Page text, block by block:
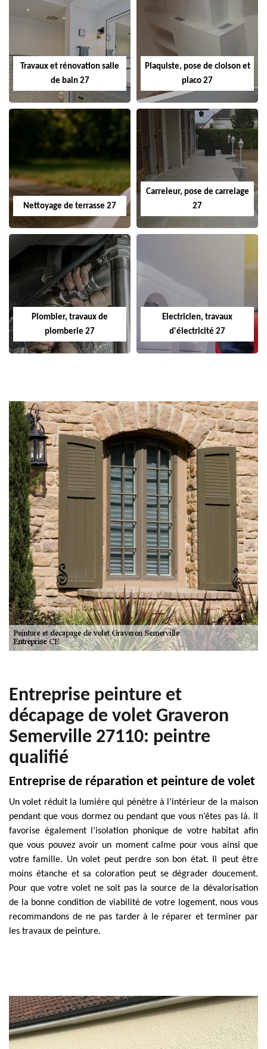
Travaux et rénovation salle
de bain 27
Plaquiste, pose de cloison et
placo 27
Nettoyage de terrasse 27
Carreleur, pose de carrelage
27
Plombier, travaux de
plomberie 27
Electricien, travaux
d'électricité 27
Entreprise peinture et
décapage de volet Graveron
Semerville 27110: peintre
qualifié
Entreprise de réparation et peinture de volet
Un volet réduit la lumière qui pénètre à l’intérieur de la maison
pendant que vous dormez ou pendant que vous n’êtes pas là. Il
favorise également l’isolation phonique de votre habitat afin
que vous pouvez avoir un moment calme pour vous ainsi que
votre famille. Un volet peut perdre son bon état. Il peut être
moins étanche et sa coloration peut se dégrader doucement.
Pour que votre volet ne soit pas la source de la dévalorisation
de la bonne condition de viabilité de votre logement, nous vous
recommandons de ne pas tarder à le réparer et terminer par
les travaux de peinture.